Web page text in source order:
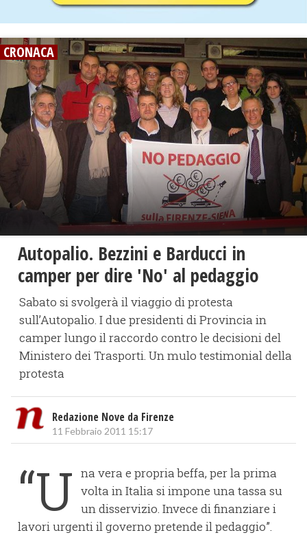
CRONACA
Autopalio. Bezzini e Barducci in
camper per dire 'No' al pedaggio
Sabato si svolgerà il viaggio di protesta
sull’Autopalio. I due presidenti di Provincia in
camper lungo il raccordo contro le decisioni del
Ministero dei Trasporti. Un mulo testimonial della
protesta
Redazione Nove da Firenze
11 Febbraio 2011 15:17
“U na vera e propria beffa, per la prima
volta in Italia si impone una tassa su
un disservizio. Invece di finanziare i
lavori urgenti il governo pretende il pedaggio”.